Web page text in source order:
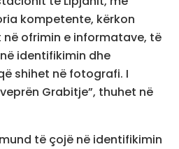
kompetente, kërkon
ofrimin e informatave, të
identifikimin dhe
shihet në fotografi. I
Grabitje”, thuhet në
të çojë në identifikimin